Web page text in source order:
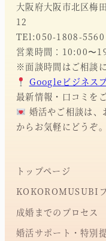
大阪府大阪市北区梅
12
TEl:050-1808-5560
営業時間：10:00〜
※面談時間はご相談に
Googleビジネス
最新情報・口コミを
婚活やご相談は
からお気軽にどうぞ。
トップページ
KOKOROMUSUBI
成婚までのプロセス
婚活サポート・特別